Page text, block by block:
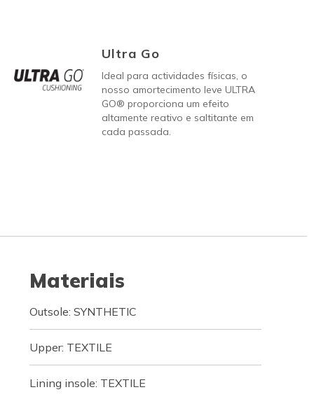
Ultra Go
Ideal para actividades físicas, o
nosso amortecimento leve ULTRA
GO® proporciona um efeito
altamente reativo e saltitante em
cada passada.
Materiais
Outsole: SYNTHETIC
Upper: TEXTILE
Lining insole: TEXTILE